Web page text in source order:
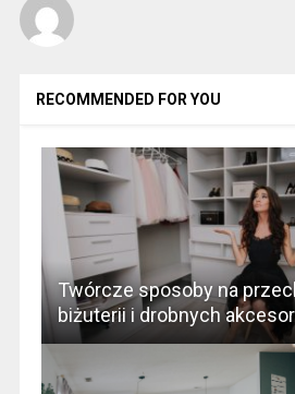
RECOMMENDED FOR YOU
Twórcze sposoby na
biżuterii i drobnych